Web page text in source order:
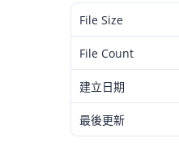
File Size
File Count
建立日期
最後更新